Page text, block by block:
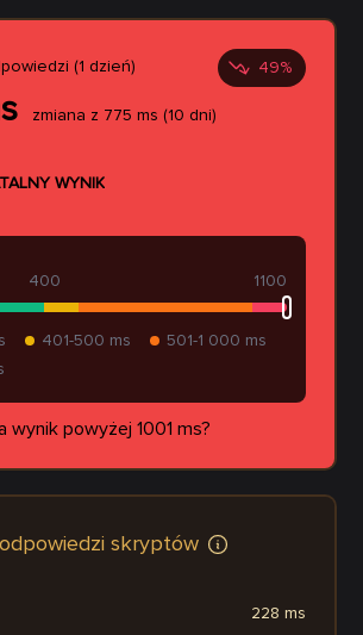
(1 dzień) 49%
zmiana z 775 ms (10 dni)
WYNIK
400 1100
401-500 ms
501-1 000 ms
wynik powyżej 1001 ms?
skryptów
228 ms